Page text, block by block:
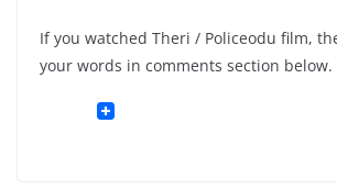
If you watched Theri / Policeodu film,
your words in comments section below.